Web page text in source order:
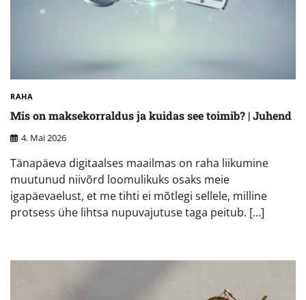
RAHA
Mis on maksekorraldus ja kuidas see toimib? | Juhend
4. Mai 2026
Tänapäeva digitaalses maailmas on raha liikumine
muutunud niivõrd loomulikuks osaks meie
igapäevaelust, et me tihti ei mõtlegi sellele, milline
protsess ühe lihtsa nupuvajutuse taga peitub. […]